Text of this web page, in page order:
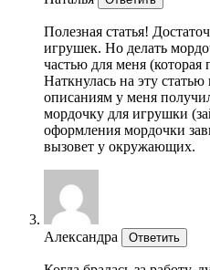
Полезная статья!
игрушек. Но делать
частью для меня (которая
Наткнулась на эту
описаниям у меня
мордочку для игрушки
оформления мордочки
вызовет у окружающих.
Александра Ответить